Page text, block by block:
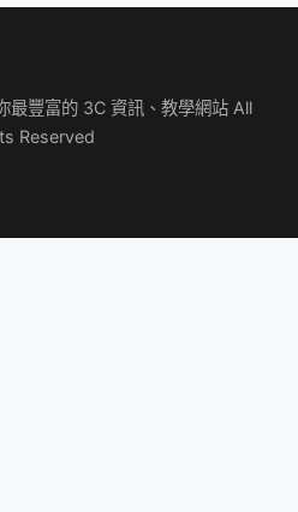
豐富的 3C 資訊、教學網站 All
Reserved